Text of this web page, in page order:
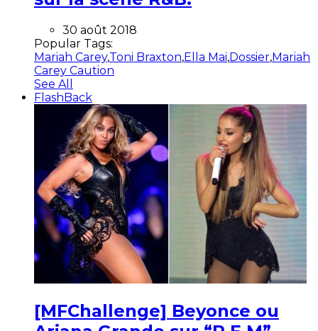
30 août 2018
Popular Tags:
Mariah Carey,Toni Braxton,Ella Mai,Dossier,Mariah
Carey Caution
See All
FlashBack
[MFChallenge] Beyonce ou